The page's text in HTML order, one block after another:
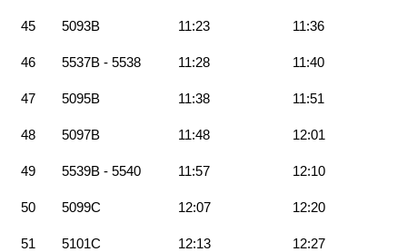
45 5093B 11:23 11:36
46 5537B - 5538 11:28 11:40
47 5095B 11:38 11:51
48 5097B 11:48 12:01
49 5539B - 5540 11:57 12:10
50 5099C 12:07 12:20
51 5101C 12:13 12:27